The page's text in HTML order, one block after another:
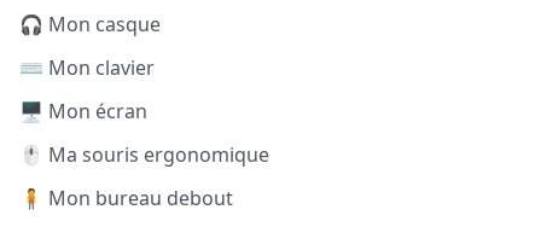
🎧 Mon casque
⌨️ Mon clavier
🖥️ Mon écran
🖱️ Ma souris ergonomique
🧍 Mon bureau debout